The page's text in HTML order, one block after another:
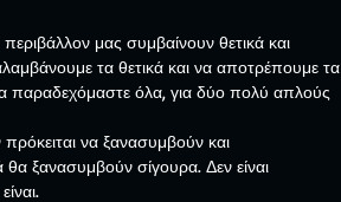
μας συμβαίνουν θετικά και
τα θετικά και να αποτρέπουμε τα
παραδεχόμαστε όλα, για δύο πολύ απλούς
να ξανασυμβούν και
θα ξανασυμβούν σίγουρα. Δεν είναι